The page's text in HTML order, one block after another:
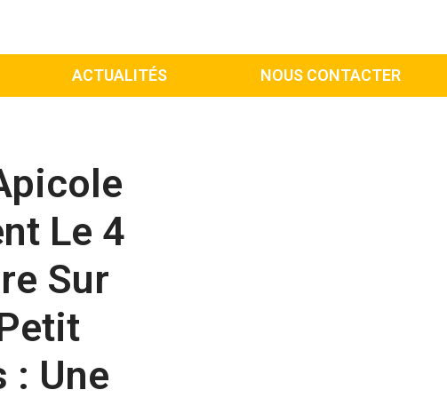
ACTUALITÉS NOUS CONTACTER
Le 4
Sur
: Une